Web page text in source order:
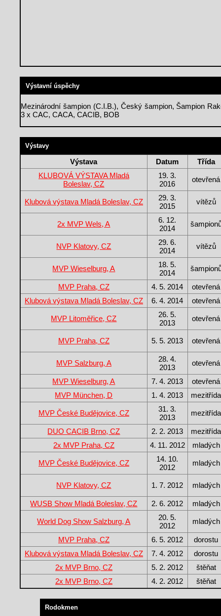
Výstavní úspěchy
Mezinárodní šampion (C.I.B.), Český šampion, Šampion
3 x CAC, CACA, CACIB, BOB
Výstavy
Výstava Datum
Třída
KLUBOVÁ VÝSTAVA Mladá
Boleslav, CZ
19. 3.
2016
otevřená
Klubová výstava Mladá Boleslav, CZ
29. 3.
2015
vítězů
2x MVP Wels, A
6. 12.
2014
NVP Klatovy, CZ
29. 6.
2014
vítězů
MVP Wieselburg, A
18. 5.
2014
MVP Praha, CZ 4. 5. 2014
otevřená
Klubová výstava Mladá Boleslav, CZ
6. 4. 2014 otevřená
MVP Litoměřice, CZ
26. 5.
2013
otevřená
MVP Praha, CZ 5. 5. 2013 otevřená
MVP Salzburg, A
28. 4.
2013
otevřená
MVP Wieselburg, A 7. 4. 2013
otevřená
MVP München, D
1. 4. 2013 mezitřída
MVP České Budějovice, CZ
31. 3.
2013
mezitřída
DUO CACIB Brno, CZ 2. 2. 2013
mezitřída
2x MVP Praha, CZ
4. 11. 2012 mladých
MVP České Budějovice, CZ
14. 10.
2012
mladých
NVP Klatovy, CZ 1. 7. 2012 mladých
WUSB Show Mladá Boleslav, CZ 2. 6. 2012 mladých
World Dog Show Salzburg, A
20. 5.
2012
mladých
MVP Praha, CZ 6. 5. 2012
dorostu
Klubová výstava Mladá Boleslav, CZ
7. 4. 2012
dorostu
2x MVP Brno, CZ
5. 2. 2012
štěňat
2x MVP Brno, CZ
4. 2. 2012 štěňat
Rodokmen